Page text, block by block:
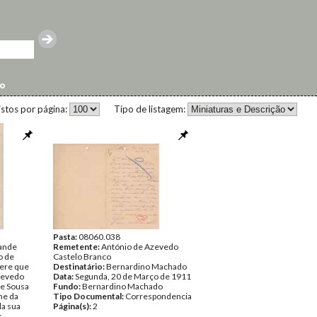
Tipo de listagem:
por página:
de
que
Sousa
da
sua
Pasta:08060.038
Remetente:António de Azevedo
Castelo Branco
Destinatário:Bernardino Machado
Data:Segunda, 20 de Março de 1911
Fundo:Bernardino Machado
Tipo Documental: Correspondencia
Página(s):2